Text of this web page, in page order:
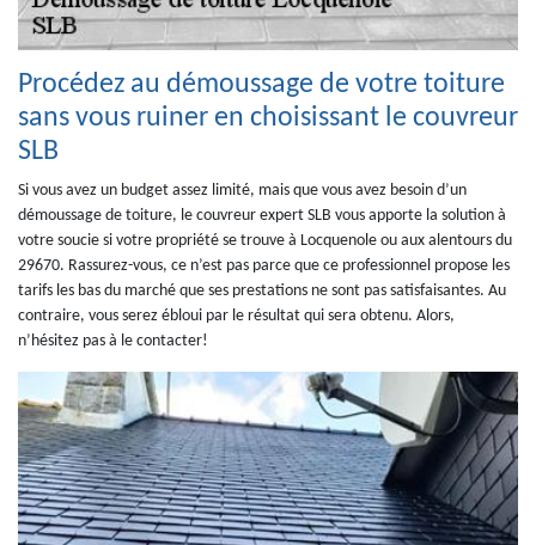
Procédez au démoussage de votre toiture
sans vous ruiner en choisissant le couvreur
SLB
Si vous avez un budget assez limité, mais que vous avez besoin d’un
démoussage de toiture, le couvreur expert SLB vous apporte la solution à
votre soucie si votre propriété se trouve à Locquenole ou aux alentours du
29670. Rassurez-vous, ce n’est pas parce que ce professionnel propose les
tarifs les bas du marché que ses prestations ne sont pas satisfaisantes. Au
contraire, vous serez ébloui par le résultat qui sera obtenu. Alors,
n’hésitez pas à le contacter!